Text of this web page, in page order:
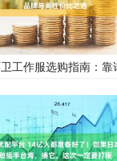
工作服选购指南：